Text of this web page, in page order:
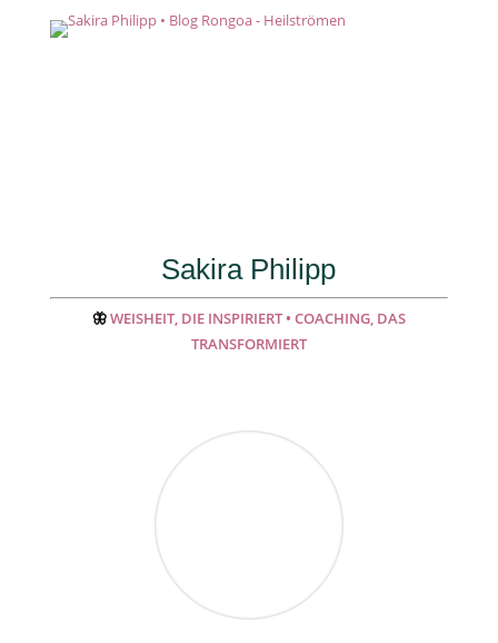
Sakira Philipp
🦋WEISHEIT, DIE INSPIRIERT • COACHING, DAS
TRANSFORMIERT